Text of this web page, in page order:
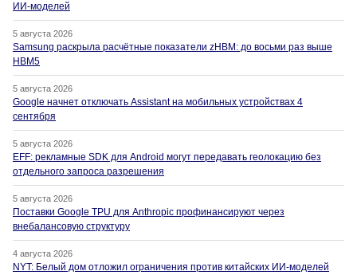
ИИ-моделей
5 августа 2026
Samsung раскрыла расчётные показатели zHBM: до восьми раз выше
HBM5
5 августа 2026
Google начнет отключать Assistant на мобильных устройствах 4
сентября
5 августа 2026
EFF: рекламные SDK для Android могут передавать геолокацию без
отдельного запроса разрешения
5 августа 2026
Поставки Google TPU для Anthropic профинансируют через
внебалансовую структуру
4 августа 2026
NYT: Белый дом отложил ограничения против китайских ИИ-моделей